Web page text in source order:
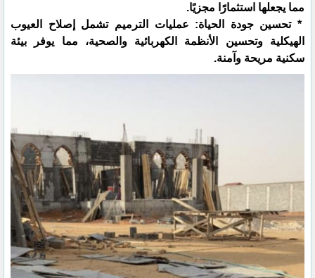
مما يجعلها استثمارًا مجزيًا.
* تحسين جودة الحياة: عمليات الترميم تشمل إصلاح العيوب
الهيكلية وتحسين الأنظمة الكهربائية والصحية، مما يوفر بيئة
سكنية مريحة وآمنة.